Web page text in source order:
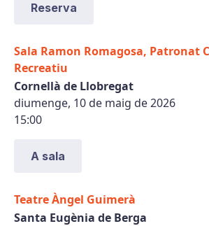
Reserva
Sala Ramon Romagosa, Patronat
Recreatiu
Cornellà de Llobregat
diumenge, 10 de maig de 2026
15:00
A sala
Teatre Àngel Guimerà
Santa Eugènia de Berga